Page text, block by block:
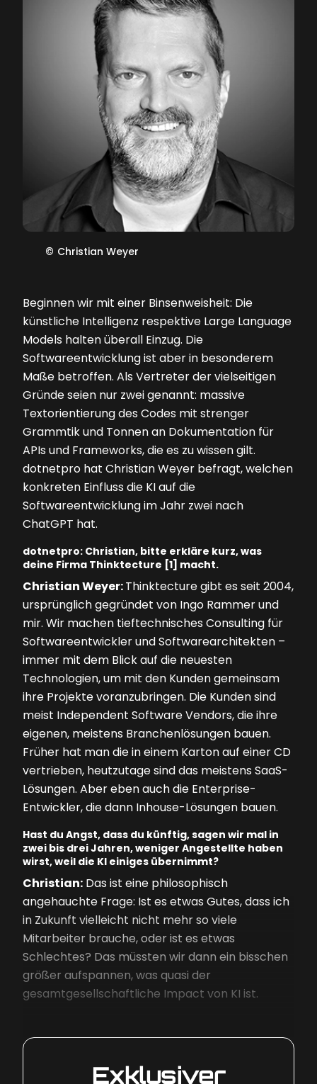
© Christian Weyer
Beginnen wir mit einer Binsenweisheit: Die
künstliche Intelligenz respektive Large Language
Models halten überall Einzug. Die
Softwareentwicklung ist aber in besonderem
Maße betroffen. Als Vertreter der vielseitigen
Gründe seien nur zwei genannt: massive
Textorientierung des Codes mit strenger
Grammtik und Tonnen an Dokumentation für
APIs und Frameworks, die es zu wissen gilt.
dotnetpro hat Chris­tian Weyer befragt, welchen
konkreten Einfluss die KI auf die
Softwareentwicklung im Jahr zwei nach
ChatGPT hat.
dotnetpro: Christian, bitte erkläre kurz, was
deine Firma Thinktecture [1] macht.
Christian Weyer:Thinktecture gibt es seit 2004,
ursprünglich gegründet von Ingo Rammer und
mir. Wir machen tieftechnisches Consulting für
Softwareentwickler und Softwarearchitekten –
immer mit dem Blick auf die neuesten
Technologien, um mit den Kunden gemeinsam
ihre Projekte voranzubringen. Die Kunden sind
meist Independent Software Vendors, die ihre
eigenen, meistens Branchenlösungen bauen.
Früher hat man die in einem Karton auf einer CD
vertrieben, heutzutage sind das meistens SaaS-
Lösungen. Aber eben auch die Enterprise-
Entwickler, die dann Inhouse-Lösungen bauen.
Hast du Angst, dass du künftig, sagen wir mal in
zwei bis drei Jahren, weniger Angestellte haben
wirst, weil die KI einiges übernimmt?
Christian: Das ist eine philosophisch
angehauchte Frage: Ist es etwas Gutes, dass ich
in Zukunft vielleicht nicht mehr so viele
Mitarbeiter brauche, oder ist es etwas
Schlechtes? Das müssten wir dann ein bisschen
größer aufspannen, was quasi der
gesamtgesellschaftliche Impact von KI ist.
Exklusiver